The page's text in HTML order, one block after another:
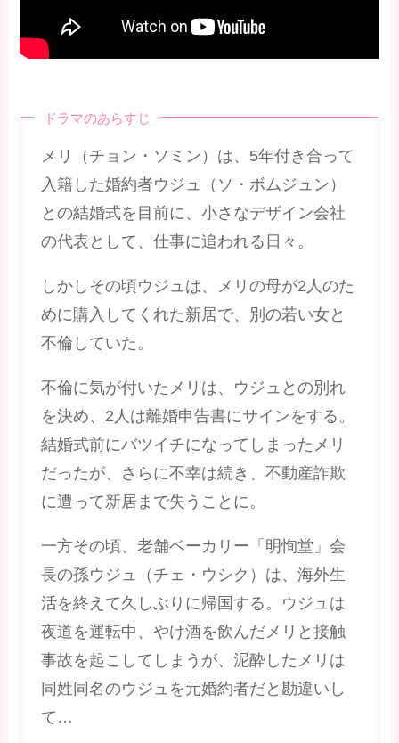
ドラマのあらすじ
メリ（チョン・ソミン）は、5年付き合って
入籍した婚約者ウジュ（ソ・ボムジュン）
との結婚式を目前に、小さなデザイン会社
の代表として、仕事に追われる日々。
しかしその頃ウジュは、メリの母が2人のた
めに購入してくれた新居で、別の若い女と
不倫していた。
不倫に気が付いたメリは、ウジュとの別れ
を決め、2人は離婚申告書にサインをする。
結婚式前にバツイチになってしまったメリ
だったが、さらに不幸は続き、不動産詐欺
に遭って新居まで失うことに。
一方その頃、老舗ベーカリー「明恂堂」会
長の孫ウジュ（チェ・ウシク）は、海外生
活を終えて久しぶりに帰国する。ウジュは
夜道を運転中、やけ酒を飲んだメリと接触
事故を起こしてしまうが、泥酔したメリは
同姓同名のウジュを元婚約者だと勘違いし
て…